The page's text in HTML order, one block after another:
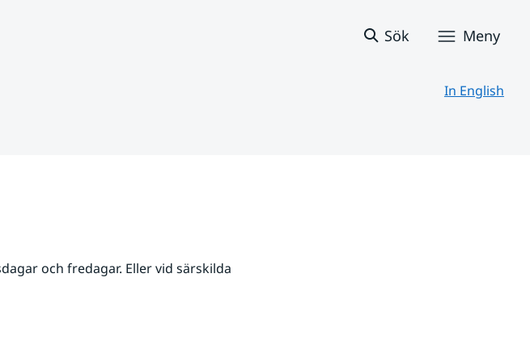
Sök Meny
In English
och fredagar. Eller vid särskilda